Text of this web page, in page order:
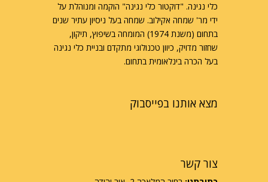
כלי נגינה. "דוקטור כלי נגינה" הוקמה ומנוהלת על
ידי מר' שמחה אקילוב. שמחה בעל ניסיון עתיר שנים
בתחום (משנת 1974) המומחה בשיפוץ, תיקון,
שחזור מדויק, כיוון טכנולוגי מתקדם ובניית כלי נגינה
בעל הכרה בינלאומית בתחום.
מצא אותנו בפייסבוק
צור קשר